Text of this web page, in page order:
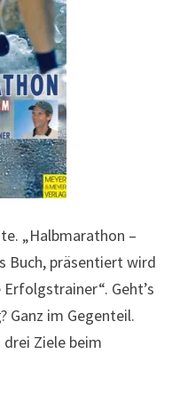
„Halbmarathon –
Buch, präsentiert wird
Geht’s
Ganz im Gegenteil.
Ziele beim